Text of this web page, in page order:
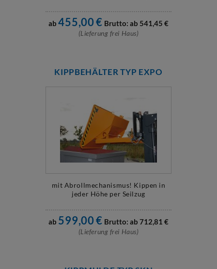
ab 455,00€ Brutto: ab 541,45 €
(Lieferung frei Haus)
KIPPBEHÄLTER TYP EXPO
mit Abrollmechanismus! Kippen in
jeder Höhe per Seilzug
ab 599,00€ Brutto: ab 712,81 €
(Lieferung frei Haus)